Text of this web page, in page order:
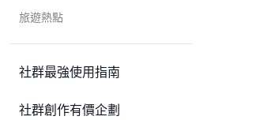
旅遊熱點
社群最強使用指南
社群創作有價企劃